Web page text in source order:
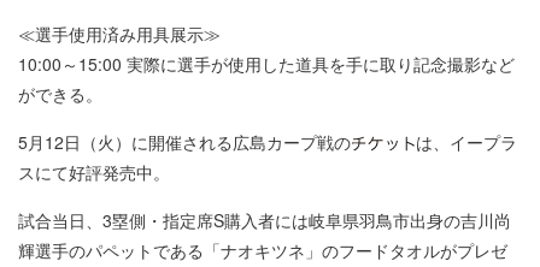
≪選手使用済み用具展示≫
10:00～15:00 実際に選手が使用した道具を手に取り記念撮影など
ができる。
5月12日（火）に開催される広島カープ戦の
は、イープラ
スにて好評発売中。
試合当日、3塁側・指定席S購入者には岐阜県羽鳥市出身の吉川尚
輝選手のパペットである「ナオキツネ」のフードタオルがプレゼ